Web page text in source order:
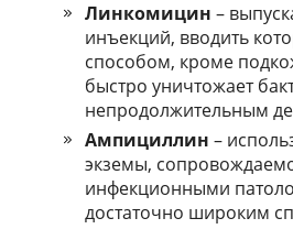
Линкомицин –
инъекций, вводить
способом, кроме
быстро уничтожает
непродолжительным
Ампициллин –
экземы,
инфекционными
достаточно широким